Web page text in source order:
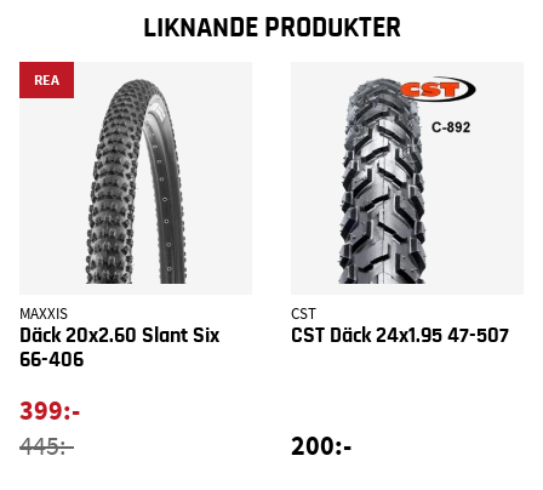
LIKNANDE PRODUKTER
REA
MAXXIS
Däck 20x2.60 Slant Six
66-406
399:-
445:-
CST
CST Däck 24x1.95 47-507
200:-